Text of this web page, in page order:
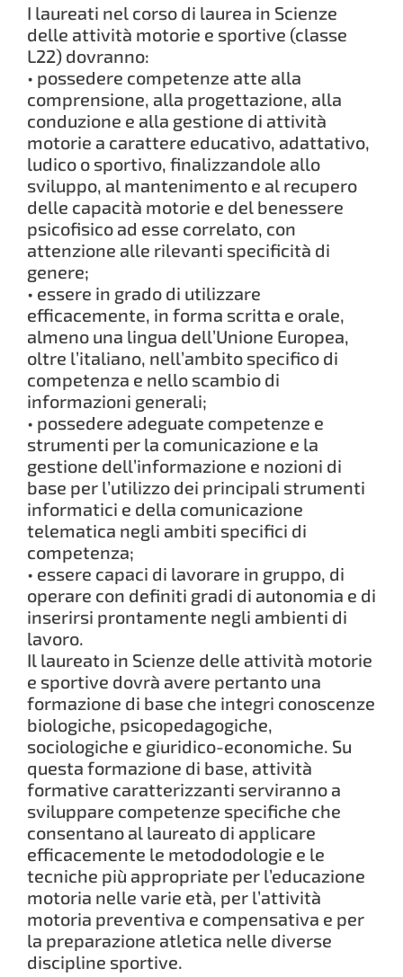
I laureati nel corso di laurea in Scienze
delle attività motorie e sportive (classe
L22) dovranno:
• possedere competenze atte alla
comprensione, alla progettazione, alla
conduzione e alla gestione di attività
motorie a carattere educativo, adattativo,
ludico o sportivo, finalizzandole allo
sviluppo, al mantenimento e al recupero
delle capacità motorie e del benessere
psicofisico ad esse correlato, con
attenzione alle rilevanti specificità di
genere;
• essere in grado di utilizzare
efficacemente, in forma scritta e orale,
almeno una lingua dell’Unione Europea,
oltre l’italiano, nell’ambito specifico di
competenza e nello scambio di
informazioni generali;
• possedere adeguate competenze e
strumenti per la comunicazione e la
gestione dell’informazione e nozioni di
base per l’utilizzo dei principali strumenti
informatici e della comunicazione
telematica negli ambiti specifici di
competenza;
• essere capaci di lavorare in gruppo, di
operare con definiti gradi di autonomia e di
inserirsi prontamente negli ambienti di
lavoro.
Il laureato in Scienze delle attività motorie
e sportive dovrà avere pertanto una
formazione di base che integri conoscenze
biologiche, psicopedagogiche,
sociologiche e giuridico-economiche. Su
questa formazione di base, attività
formative caratterizzanti serviranno a
sviluppare competenze specifiche che
consentano al laureato di applicare
efficacemente le metododologie e le
tecniche più appropriate per l’educazione
motoria nelle varie età, per l’attività
motoria preventiva e compensativa e per
la preparazione atletica nelle diverse
discipline sportive.